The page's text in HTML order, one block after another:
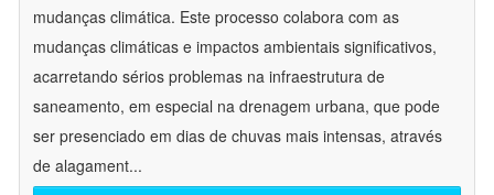
mudanças climática. Este processo colabora com as
mudanças climáticas e impactos ambientais significativos,
acarretando sérios problemas na infraestrutura de
saneamento, em especial na drenagem urbana, que pode
ser presenciado em dias de chuvas mais intensas, através
de alagament...